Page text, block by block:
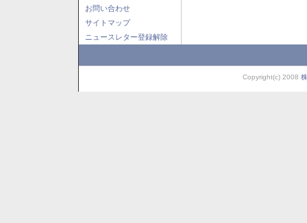
お問い合わせ
サイトマップ
ニュースレター登録解除
Copyright(c) 2008